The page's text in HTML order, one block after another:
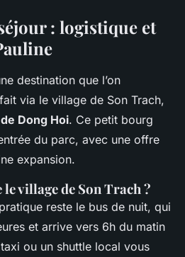
: logistique et
destination que l’on
via le village de Son Trach,
Dong Hoi. Ce petit bourg
du parc, avec une offre
expansion.
village de Son Trach ?
reste le bus de nuit, qui
et arrive vers 6h du matin
ou un shuttle local vous